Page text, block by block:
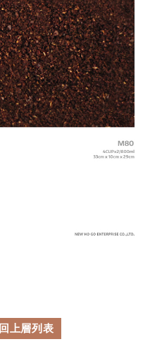
回上層列表